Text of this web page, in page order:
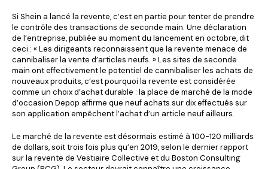
Si Shein a lancé la revente, c’est en partie pour tenter de prendre
le contrôle des transactions de seconde main. Une déclaration
de l’entreprise, publiée au moment du lancement en octobre, dit
ceci : « Les dirigeants reconnaissent que la revente menace de
cannibaliser la vente d’articles neufs. » Les sites de seconde
main ont effectivement le potentiel de cannibaliser les achats de
nouveaux produits, c’est pourquoi la revente est considérée
comme un choix d’achat durable : la place de marché de la mode
d’occasion Depop affirme que neuf achats sur dix effectués sur
son application empêchent l’achat d’un article neuf ailleurs.
Le marché de la revente est désormais estimé à 100-120 milliards
de dollars, soit trois fois plus qu’en 2019, selon le dernier rapport
sur la revente de Vestiaire Collective et du Boston Consulting